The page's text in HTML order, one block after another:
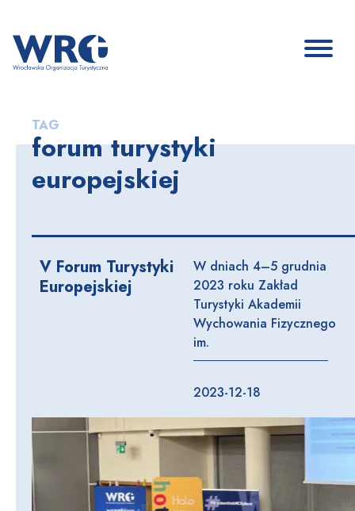
TAG
forum turystyki
europejskiej
V Forum Turystyki
Europejskiej
W dniach 4–5 grudnia
2023 roku Zakład
Turystyki Akademii
Wychowania Fizycznego
im.
2023-12-18